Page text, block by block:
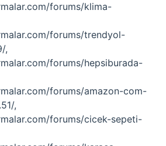
forums/klima-
forums/trendyol-
,
forums/hepsiburada-
forums/amazon-com-
,
forums/cicek-sepeti-